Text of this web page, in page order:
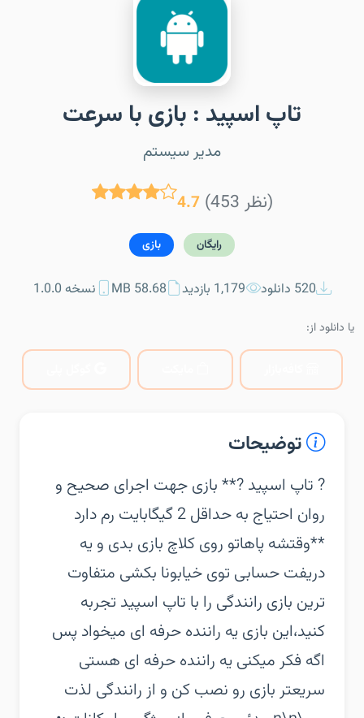
تاپ اسپید : بازی با سرعت
مدیر سیستم
4.7 (453 نظر)
رایگان بازی
520 دانلود 1,179 بازدید 58.68 MB نسخه 1.0.0
یا دانلود از:
توضیحات
‏‏? تاپ اسپید ?‏** بازی جهت اجرای صحیح و
روان احتیاج به حداقل 2 گیگابایت رم دارد
**‏وقتشه پاهاتو روی کلاچ بازی بدی و یه
دریفت حسابی توی خیابونا بکشی ‏متفاوت
ترین بازی رانندگی را با تاپ اسپید تجربه
کنید،این بازی یه راننده حرفه ای میخواد پس
اگه فکر میکنی یه راننده حرفه ای هستی
سریعتر بازی رو نصب کن و از رانندگی لذت